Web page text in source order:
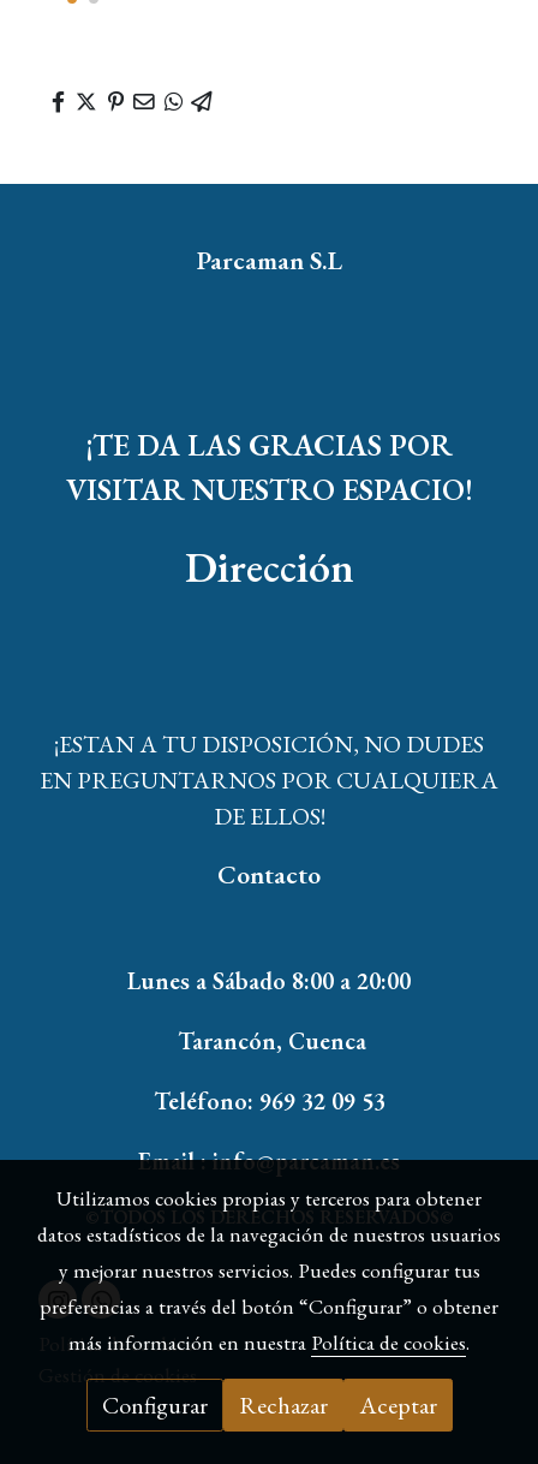
Parcaman S.L
¡TE DA LAS GRACIAS POR
VISITAR NUESTRO ESPACIO!
Dirección
¡ESTAN A TU DISPOSICIÓN, NO DUDES
EN PREGUNTARNOS POR CUALQUIERA
DE ELLOS!
Contacto
Lunes a Sábado 8:00 a 20:00
Tarancón, Cuenca
Teléfono: 969 32 09 53
Email : info@parcaman.es
©TODOS LOS DERECHOS RESERVADOS©
Política de cookies
Gestión de cookies
Utilizamos cookies propias y terceros para obtener
datos estadísticos de la navegación de nuestros usuarios
y mejorar nuestros servicios. Puedes configurar tus
preferencias a través del botón “Configurar” o obtener
más información en nuestra Política de cookies.
Configurar Rechazar Aceptar